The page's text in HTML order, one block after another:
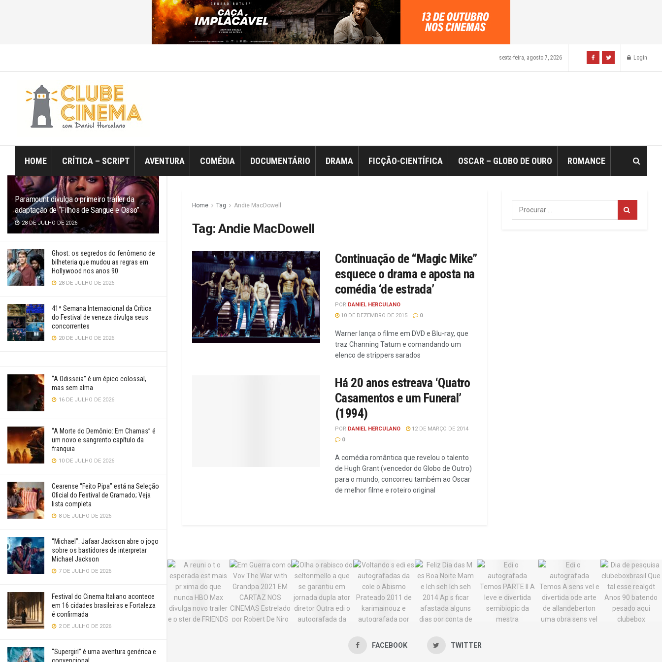
Paramount divulga o primeiro trailer da
adaptação de “Filhos de Sangue e Osso”
28 DE JULHO DE 2026
Ghost: os segredos do fenômeno de
bilheteria que mudou as regras em
Hollywood nos anos 90
28 DE JULHO DE 2026
41ª Semana Internacional da Crítica
do Festival de veneza divulga seus
concorrentes
20 DE JULHO DE 2026
“A Odisseia” é um épico colossal,
mas sem alma
16 DE JULHO DE 2026
“A Morte do Demônio: Em Chamas” é
um novo e sangrento capítulo da
franquia
10 DE JULHO DE 2026
Cearense “Feito Pipa” está na Seleção
Oficial do Festival de Gramado; Veja
lista completa
8 DE JULHO DE 2026
“Michael”: Jafaar Jackson abre o jogo
sobre os bastidores de interpretar
Michael Jackson
7 DE JULHO DE 2026
Festival do Cinema Italiano acontece
em 16 cidades brasileiras e Fortaleza
é confirmada
2 DE JULHO DE 2026
“Supergirl” é uma aventura genérica e
sexta-feira, agosto 7, 2026 Login
HOME CRÍTICA – SCRIPT AVENTURA COMÉDIA DOCUMENTÁRIO DRAMA FICÇÃO-CIENTÍFICA OSCAR – GLOBO DE OURO ROMANCE
Home Tag Andie MacDowell
Tag:Andie MacDowell
Continuação de “Magic Mike”
esquece o drama e aposta na
comédia ‘de estrada’
POR DANIEL HERCULANO
10 DE DEZEMBRO DE 2015
0
Warner lança o filme em DVD e Blu-ray, que
traz Channing Tatum e comandando um
elenco de strippers sarados
Há 20 anos estreava ‘Quatro
Casamentos e um Funeral’
(1994)
POR DANIEL HERCULANO
12 DE MARÇO DE 2014
0
A comédia romântica que revelou o talento
de Hugh Grant (vencedor do Globo de Outro)
para o mundo, concorreu também ao Oscar
de melhor filme e roteiro original
FACEBOOK TWITTER